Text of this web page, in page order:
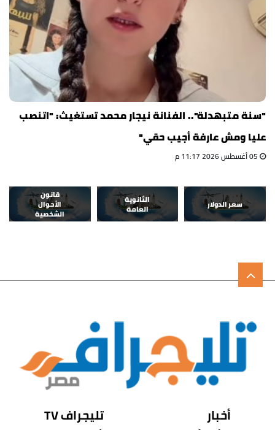
"سنة متبهدلة".. الفنانة نيجار محمد تستغيث: "اتنصب
عليا ومش عارفة أجيب حقي"
سعر الدولار
الثانوية
العامة
قانون
الأحوال
الشخصية
أخبار
تليجراف TV